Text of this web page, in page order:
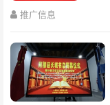
推广信息